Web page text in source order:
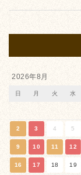
2026年8月
日 月 火 水
2 3 4 5
9 10 11 12
16 17 18 19